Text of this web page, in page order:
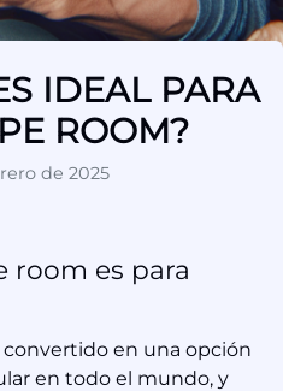
IDEAL PARA
ROOM?
de 2025
room es para
convertido en una opción
en todo el mundo, y